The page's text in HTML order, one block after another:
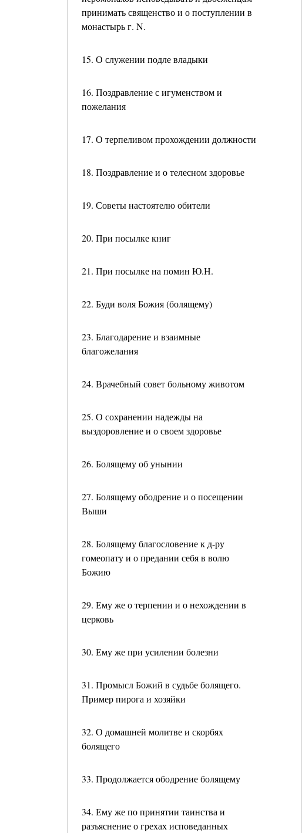
принимать священство и о поступлении в
монастырь г. N.
15. О служении подле владыки
16. Поздравление с игуменством и
пожелания
17. О терпеливом прохождении должности
18. Поздравление и о телесном здоровье
19. Советы настоятелю обители
20. При посылке книг
21. При посылке на помин Ю.Н.
22. Буди воля Божия (болящему)
23. Благодарение и взаимные
благожелания
24. Врачебный совет больному животом
25. О сохранении надежды на
выздоровление и о своем здоровье
26. Болящему об унынии
27. Болящему ободрение и о посещении
Выши
28. Болящему благословение к д-ру
гомеопату и о предании себя в волю
Божию
29. Ему же о терпении и о нехождении в
церковь
30. Ему же при усилении болезни
31. Промысл Божий в судьбе болящего.
Пример пирога и хозяйки
32. О домашней молитве и скорбях
болящего
33. Продолжается ободрение болящему
34. Ему же по принятии таинства и
разъяснение о грехах исповеданных